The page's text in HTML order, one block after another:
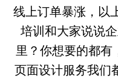
线上订单暴涨，以
培训和大家说说
里？你想要的都有
页面设计服务我们